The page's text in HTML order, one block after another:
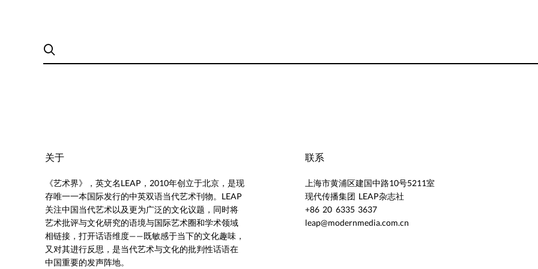
关于
《艺术界》，英文名LEAP，2010年创立于北京，是现
存唯一一本国际发行的中英双语当代艺术刊物。LEAP
关注中国当代艺术以及更为广泛的文化议题，同时将
艺术批评与文化研究的语境与国际艺术圈和学术领域
相链接，打开话语维度——既敏感于当下的文化趣味，
又对其进行反思，是当代艺术与文化的批判性话语在
中国重要的发声阵地。
联系
上海市黄浦区建国中路10号5211室
现代传播集团 LEAP杂志社
+86 20 6335 3637
leap@modernmedia.com.cn